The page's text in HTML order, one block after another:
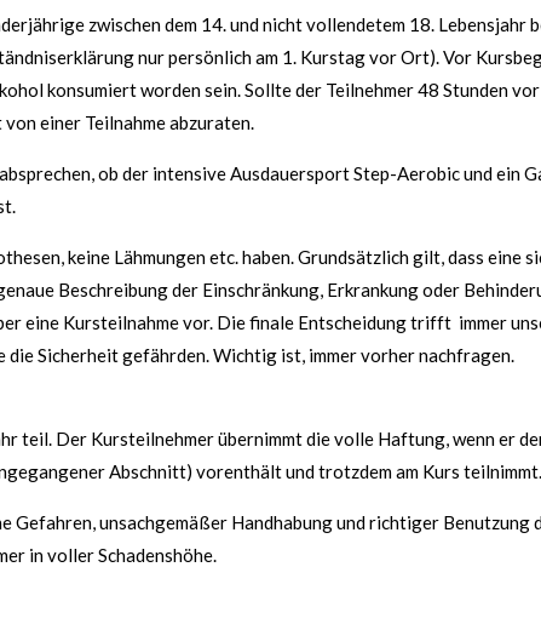
zwischen dem 14. und nicht vollendetem 18. Lebensjahr
nur persönlich am 1. Kurstag vor Ort). Vor
konsumiert worden sein. Sollte der Teilnehmer 48 Stunden
einer Teilnahme abzuraten.
ob der intensive Ausdauersport Step-Aerobic und ein
.
keine Lähmungen etc. haben. Grundsätzlich gilt, dass eine
Beschreibung der Einschränkung, Erkrankung oder
eine Kursteilnahme vor. Die finale Entscheidung trifft immer
Sicherheit gefährden. Wichtig ist, immer vorher nachfragen.
teil. Der Kursteilnehmer übernimmt die volle Haftung, wenn er
Abschnitt) vorenthält und trotzdem am Kurs teilnimmt.
unsachgemäßer Handhabung und richtiger Benutzung
in voller Schadenshöhe.